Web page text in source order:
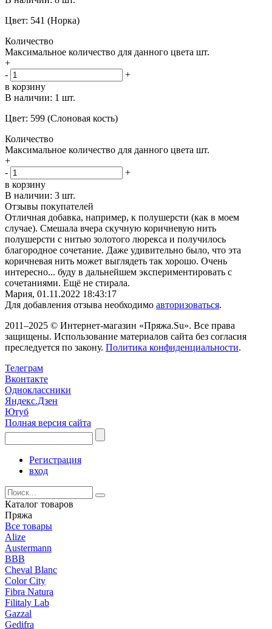
Цвет: 541 (Норка)
Количество
Максимальное количество для данного цвета шт.
+
-
+
в корзину
В наличии: 1 шт.
Цвет: 599 (Слоновая кость)
Количество
Максимальное количество для данного цвета шт.
+
-
+
в корзину
В наличии: 3 шт.
Отзывы покупателей
Отличная добавка, например, к полушерсти (как в моем
случае). Смешала вчера скучную коричневую нить
полушерсти с нитью золотого люрекса и получилось
благородное сочетание. Даже удивительно было, что эта
коричневая нить может выглядеть так хорошо. Очень
интересно... буду в дальнейшем экспериментировать с
сочетаниями. Ещё не стирала.
Мария, 01.11.2022 18:43:17
Для добавления отзыва необходимо авторизоваться.
2011–2025 © Интернет-магазин «Пряжа.Su». Все права
защищены. Использование материалов сайта без согласия
преследуется по закону. Политика конфиденциальности.
Телеграм
Вконтакте
Одноклассники
Яндекс.Дзен
Ютуб
Полная версия сайта
Регистрация
вход
Каталог товаров
Пряжа
Все товары
Alize
Austermann
BBB
Cheval Blanc
Color City
Fibra Natura
Filitaly Lab
Gazzal
Gedifra